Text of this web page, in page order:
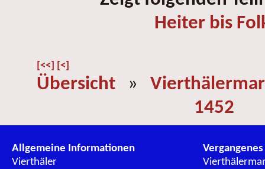
Heiter bis
[<<] [<]
Übersicht »
1452
Allgemeine Informationen
Vierthäler
Vergangenes